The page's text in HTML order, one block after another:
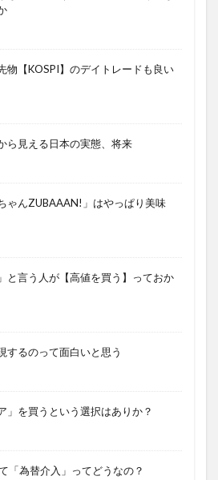
物【KOSPI】のデイトレードも良い
ら見える日本の実態、将来
ゃんZUBAAAN!」はやっぱり美味
と言う人が【高値を買う】っておか
するのって面白いと思う
」を買うという選択はありか？
「為替介入」ってどうなの？